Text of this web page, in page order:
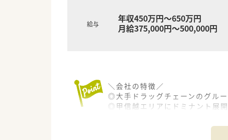
給与
年収450万円～650万円
月給375,000円～500,000円
＼会社の特徴／
◎大手ドラッグチェーンのグル
◎甲信越エリアにドミナント展開